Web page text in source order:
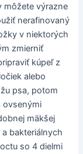
môžete výrazne
nerafinovaný
v niektorých
zmierniť
kúpeľ z
alebo
psa, potom
ovsenými
mäkšej
bakteriálnych
so 4 dielmi